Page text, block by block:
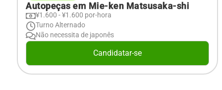
Autopeças em Mie-ken Matsusaka-shi
¥1.600 - ¥1.600 por-hora
Turno Alternado
Não necessita de japonês
Candidatar-se